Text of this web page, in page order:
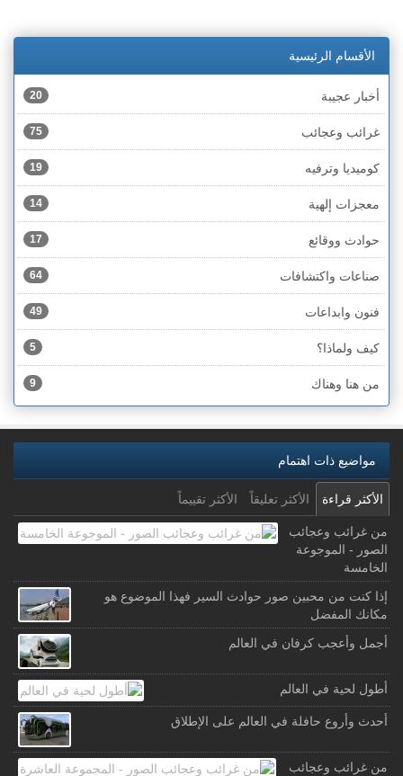
الأقسام الرئيسية
أخبار عجيبة 20
غرائب وعجائب 75
كوميديا وترفيه 19
معجزات إلهية 14
حوادث ووقائع 17
صناعات واكتشافات 64
فنون وابداعات 49
كيف ولماذا؟ 5
من هنا وهناك 9
مواضيع ذات اهتمام
الأكثر قراءة الأكثر تعليقاً الأكثر تقييماً
من غرائب وعجائب
الصور - الموجوعة
الخامسة
إذا كنت من محبين صور حوادث السير فهذا الموضوع هو
مكانك المفضل
أجمل وأعجب كرفان في العالم
أطول لحية في العالم
أحدث وأروع حافلة في العالم على الإطلاق
من غرائب وعجائب